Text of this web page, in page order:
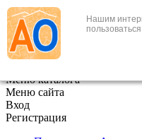
Нашим
+7 (495) 646-888-1
В корзине 0
Меню каталога
Меню сайта
Вход
Регистрация